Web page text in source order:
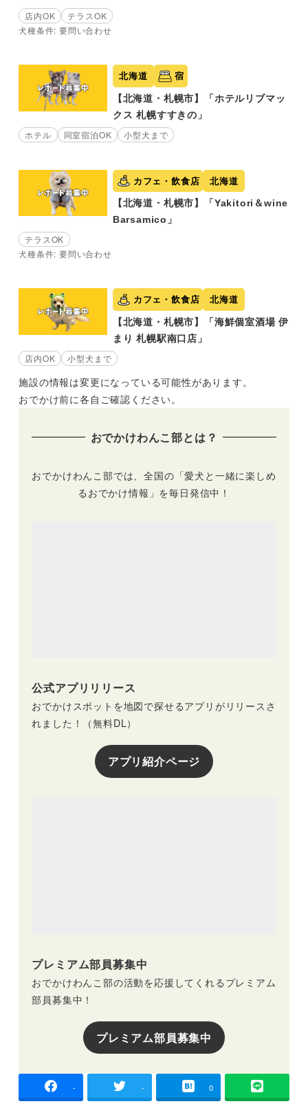
店内OK
テラスOK
犬種条件: 要問い合わせ
北海道 宿
【北海道・札幌市】「ホテルリブマッ
クス 札幌すすきの」
ホテル 同室宿泊OK 小型犬まで
カフェ・飲食店 北海道
【北海道・札幌市】「Yakitori＆wine
Barsamico」
テラスOK
犬種条件: 要問い合わせ
カフェ・飲食店 北海道
【北海道・札幌市】「海鮮個室酒場 伊
まり 札幌駅南口店」
店内OK 小型犬まで
施設の情報は変更になっている可能性があります。
おでかけ前に各自ご確認ください。
おでかけわんこ部とは？
おでかけわんこ部では、全国の「愛犬と一緒に楽しめ
るおでかけ情報」を毎日発信中！
公式アプリリリース
おでかけスポットを地図で探せるアプリがリリースさ
れました！（無料DL）
アプリ紹介ページ
プレミアム部員募集中
おでかけわんこ部の活動を応援してくれるプレミアム
部員募集中！
プレミアム部員募集中
- - 0